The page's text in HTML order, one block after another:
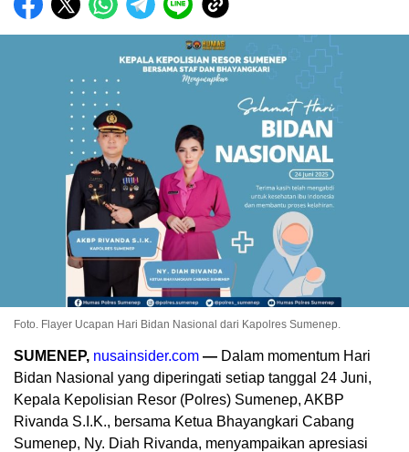
Foto. Flayer Ucapan Hari Bidan Nasional dari Kapolres Sumenep.
SUMENEP, nusainsider.com — Dalam momentum Hari
Bidan Nasional yang diperingati setiap tanggal 24 Juni,
Kepala Kepolisian Resor (Polres) Sumenep, AKBP
Rivanda S.I.K., bersama Ketua Bhayangkari Cabang
Sumenep, Ny. Diah Rivanda, menyampaikan apresiasi